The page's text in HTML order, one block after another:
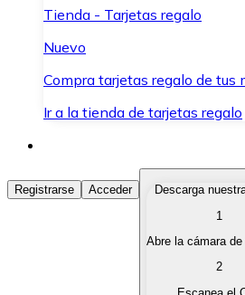
Tienda - Tarjetas regalo
Nuevo
Compra tarjetas regalo de
Ir a la tienda de tarjetas regalo
Comprar Criptomonedas
Compra criptomonedas con
Vende tus criptomonedas de
Registrarse Acceder
Descarga
1
Abre la cámara de
2